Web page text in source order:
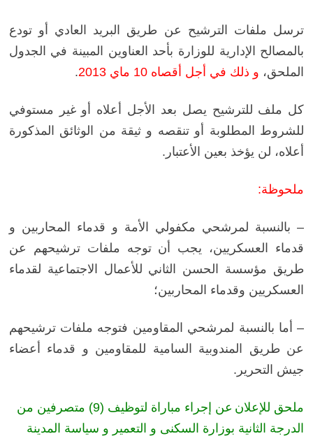
ترسل ملفات الترشيح عن طريق البريد العادي أو تودع
بالمصالح الإدارية للوزارة بأحد العناوين المبينة في الجدول
الملحق، و ذلك في أجل أقصاه 10 ماي 2013 .
كل ملف للترشيح يصل بعد الأجل أعلاه أو غير مستوفي
للشروط المطلوبة أو تنقصه و ثيقة من الوثائق المذكورة
أعلاه، لن يؤخذ بعين الأعتبار.
ملحوظة:
– بالنسبة لمرشحي مكفولي الأمة و قدماء المحاربين و
قدماء العسكريين، يجب أن توجه ملفات ترشيحهم عن
طريق مؤسسة الحسن الثاني للأعمال الاجتماعية لقدماء
العسكريين وقدماء المحاربين؛
– أما بالنسبة لمرشحي المقاومين فتوجه ملفات ترشيحهم
عن طريق المندوبية السامية للمقاومين و قدماء أعضاء
جيش التحرير.
ملحق للإعلان
عن إجراء مباراة لتوظيف (9) متصرفين من
الدرجة الثانية بوزارة السكنى و التعمير و سياسة المدينة